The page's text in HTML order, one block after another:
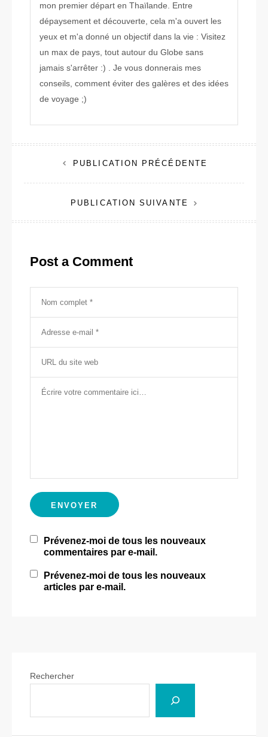
mon premier départ en Thaïlande. Entre
dépaysement et découverte, cela m'a ouvert les
yeux et m'a donné un objectif dans la vie : Visitez
un max de pays, tout autour du Globe sans
jamais s'arrêter :) . Je vous donnerais mes
conseils, comment éviter des galères et des idées
de voyage ;)
Navigation
de
l’article
PUBLICATION PRÉCÉDENTE
PUBLICATION SUIVANTE
Post a Comment
Prévenez-moi de tous les nouveaux
commentaires par e-mail.
Prévenez-moi de tous les nouveaux
articles par e-mail.
Rechercher